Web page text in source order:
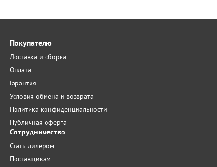
Покупателю
Доставка и сборка
Оплата
Гарантия
Условия обмена и возврата
Политика конфиденциальности
Публичная оферта
Сотрудничество
Стать дилером
Поставщикам